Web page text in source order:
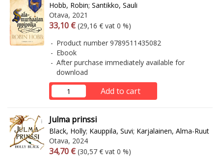
Hobb, Robin; Santikko, Sauli
Otava, 2021
Arvonlisäverollinen hinta
33,10 € Excl. vat
(29,16 € vat 0 %)
Product number 9789511435082
Ebook
After purchase immediately available for
download
Add to cart
Julma prinssi
Black, Holly; Kauppila, Suvi; Karjalainen, Alma-Ruut
Otava, 2024
Arvonlisäverollinen hinta
34,70 € Excl. vat
(30,57 € vat 0 %)